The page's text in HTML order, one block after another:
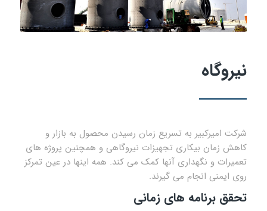
نیروگاه
شرکت امیرکبیر به تسریع زمان رسیدن محصول به بازار و
کاهش زمان بیکاری تجهیزات نیروگاهی و همچنین پروژه های
تعمیرات و نگهداری آنها کمک می کند. همه اینها در عین تمرکز
روی ایمنی انجام می گیرند.
تحقق برنامه های زمانی